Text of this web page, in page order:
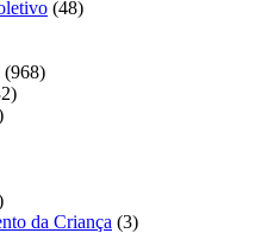
(48)
(968)
da Criança (3)